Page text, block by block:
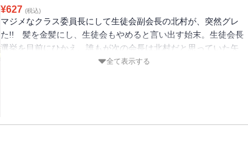
¥627 (税込)
マジメなクラス委員長にして生徒会副会長の北村が、突然グレ
た!! 髪を金髪にし、生徒会もやめると言い出す始末。生徒会長
選挙を目前にひかえ、誰もが次の会長は北村だと思っていた矢
先、一体彼に何が・・・・・・!?全て表示する